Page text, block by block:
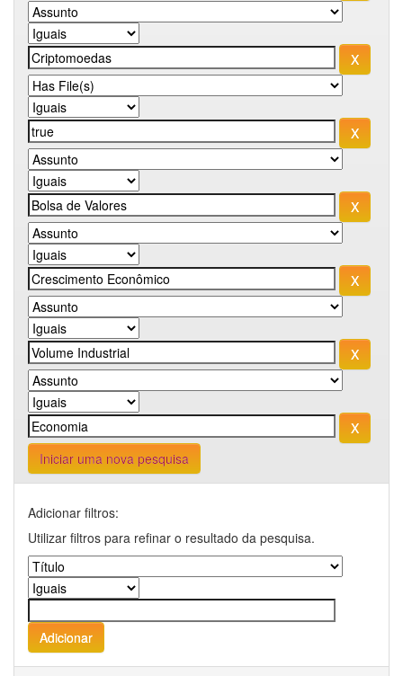
Iniciar uma nova pesquisa
Adicionar filtros:
Utilizar filtros para refinar o resultado da pesquisa.